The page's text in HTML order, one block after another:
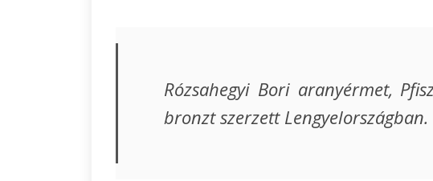
Rózsahegyi Bori aranyérmet,
bronzt szerzett Lengyelországban.